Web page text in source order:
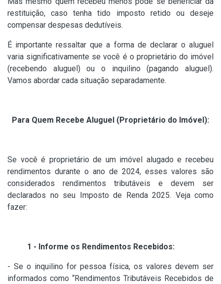
restituição, caso tenha tido imposto retido ou deseje
compensar despesas dedutíveis.
É importante ressaltar que a forma de declarar o aluguel
varia significativamente se você é o proprietário do imóvel
(recebendo aluguel) ou o inquilino (pagando aluguel).
Vamos abordar cada situação separadamente.
Para Quem Recebe Aluguel (Proprietário do Imóvel):
Se você é proprietário de um imóvel alugado e recebeu
rendimentos durante o ano de 2024, esses valores são
considerados rendimentos tributáveis e devem ser
declarados no seu Imposto de Renda 2025. Veja como
fazer:
1 - Informe os Rendimentos Recebidos:
- Se o inquilino for pessoa física, os valores devem ser
informados como “Rendimentos Tributáveis Recebidos de